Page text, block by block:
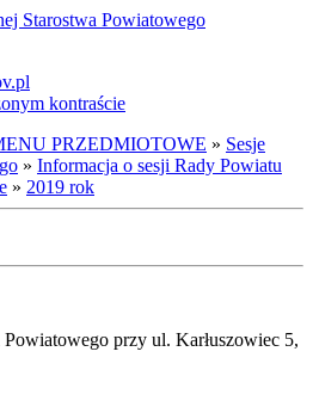
Starostwa Powiatowego
PRZEDMIOTOWE » Sesje
» Informacja o sesji Rady Powiatu
» 2019 rok
przy ul. Karłuszowiec 5,